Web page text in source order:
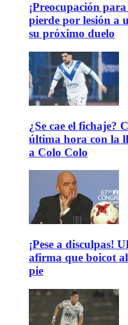
¡Preocupación
pierde por lesión a
su próximo duelo
¿Se cae el fichaje?
última hora con la
a Colo Colo
¡Pese a disculpas!
afirma que boicot
pie